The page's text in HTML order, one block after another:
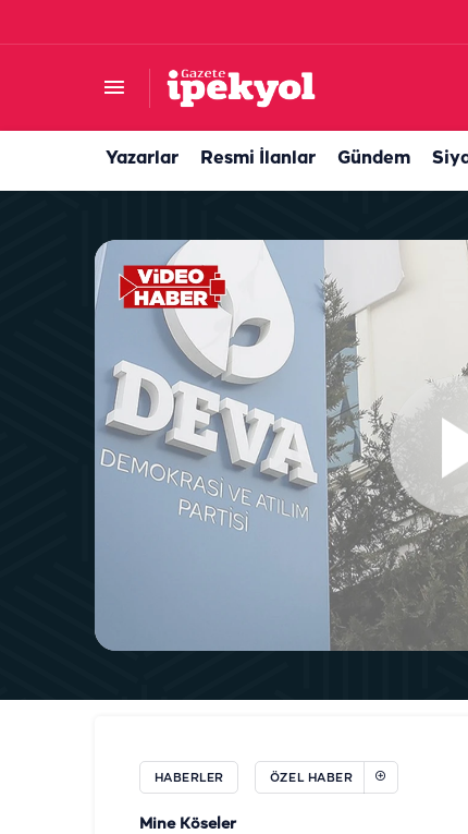
Yazarlar Resmi İlanlar Gündem
HABERLER ÖZEL HABER
Mine Köseler
Şanlıurfa'ya gelen turistlerin gözdesi: